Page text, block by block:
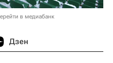
в медиабанк
Дзен